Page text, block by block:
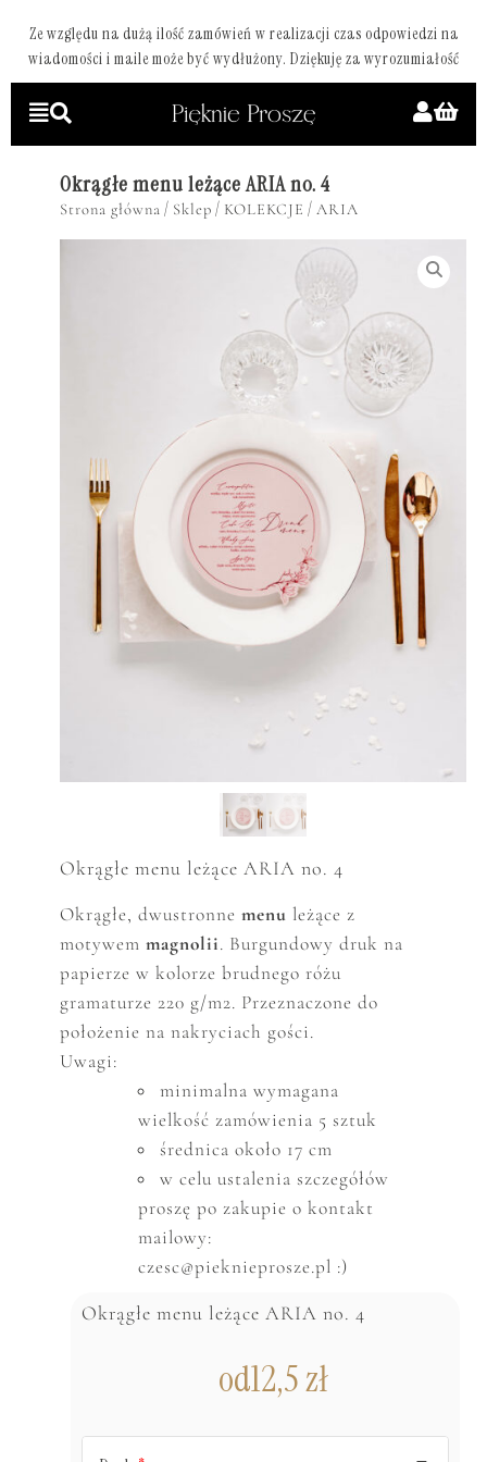
Ze względu na dużą ilość zamówień w realizacji czas odpowiedzi na
wiadomości i maile może być wydłużony. Dziękuję za wyrozumiałość
Okrągłe menu leżące ARIA no. 4
Strona główna / Sklep / KOLEKCJE / ARIA
Okrągłe menu leżące ARIA no. 4
Okrągłe, dwustronne menu leżące z
motywem magnolii. Burgundowy druk na
papierze w kolorze brudnego różu
gramaturze 220 g/m2. Przeznaczone do
położenie na nakryciach gości.
Uwagi:
minimalna wymagana
wielkość zamówienia 5 sztuk
średnica około 17 cm
w celu ustalenia szczegółów
proszę po zakupie o kontakt
mailowy:
czesc@pieknieprosze.pl :)
Okrągłe menu leżące ARIA no. 4
od12,5zł